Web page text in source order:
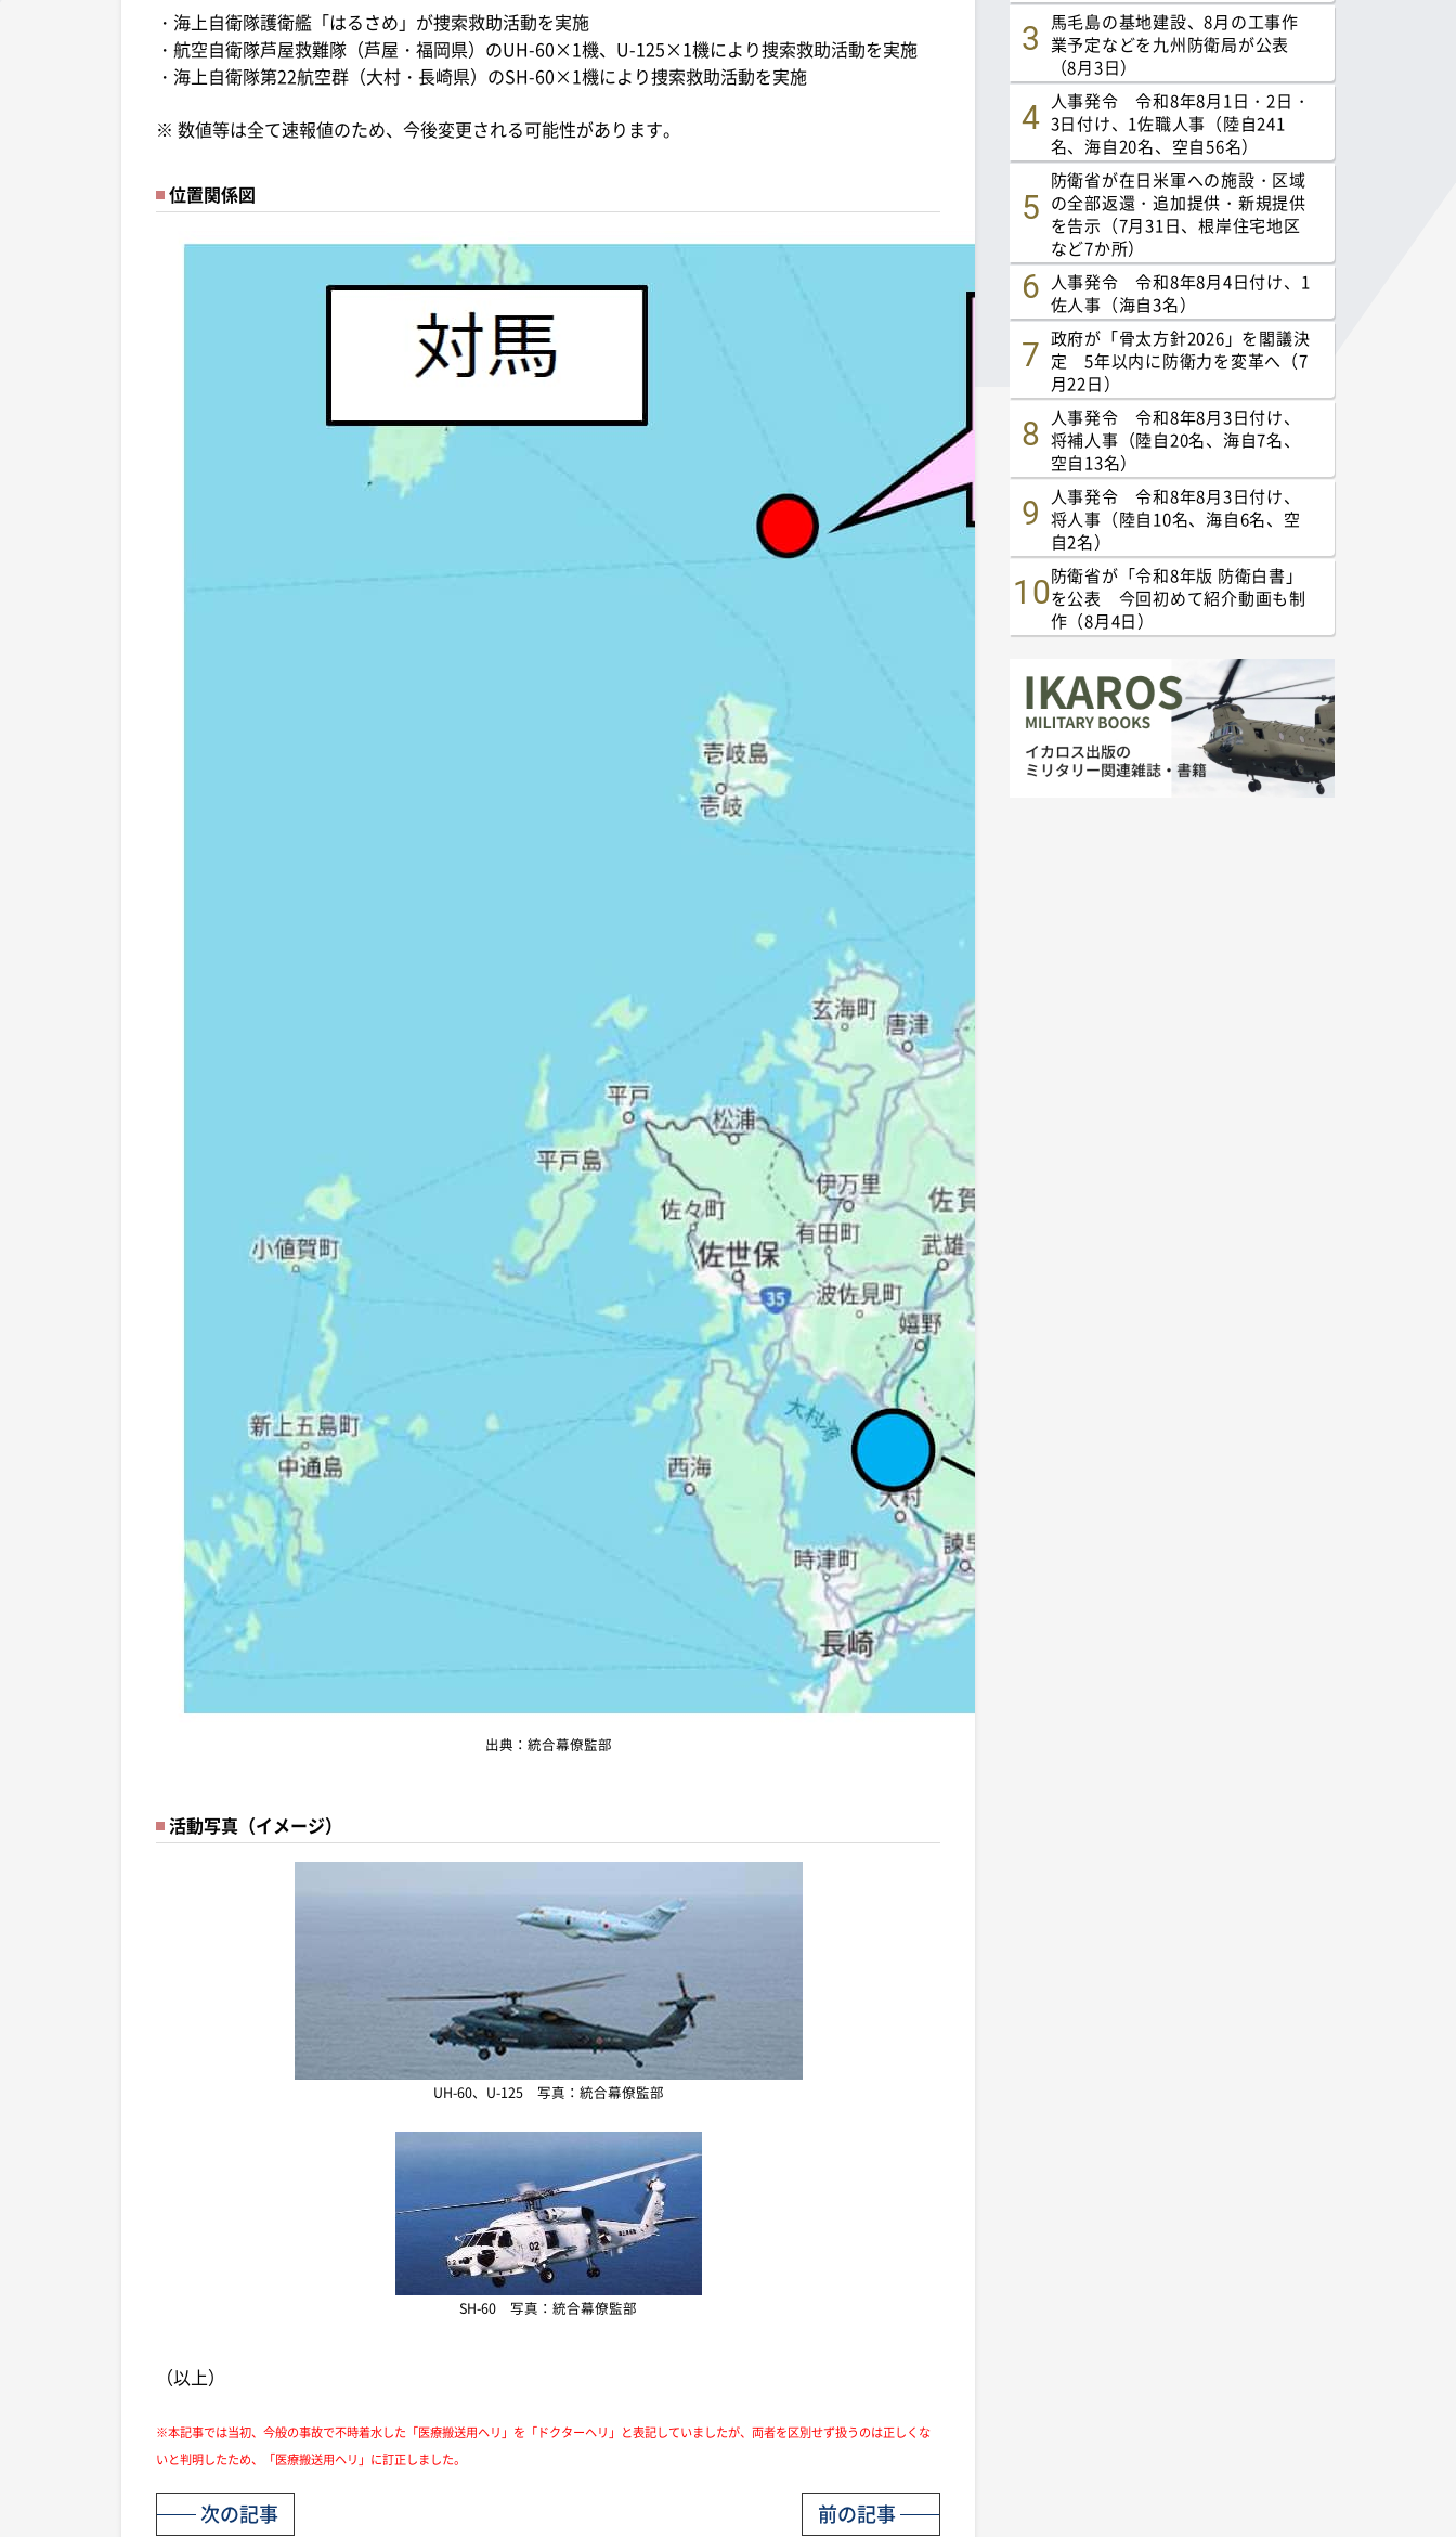
・海上自衛隊護衛艦「はるさめ」が捜索救助活動を実施
・航空自衛隊芦屋救難隊（芦屋・福岡県）のUH-60×1機、U-125×1機により捜索救助活動を実施
・海上自衛隊第22航空群（大村・長崎県）のSH-60×1機により捜索救助活動を実施
※ 数値等は全て速報値のため、今後変更される可能性があります。
位置関係図
出典：統合幕僚監部
活動写真（イメージ）
UH-60、U-125 写真：統合幕僚監部
SH-60 写真：統合幕僚監部
（以上）
※本記事では当初、今般の事故で不時着水した「医療搬送用ヘリ」を「ドクターヘリ」と表記していましたが、両者を区別せず扱うのは正しくな
いと判明したため、「医療搬送用ヘリ」に訂正しました。
前の記事
次の記事
馬毛島の基地建設、8月の工事作
業予定などを九州防衛局が公表
（8月3日）
人事発令 令和8年8月1日・2日・
3日付け、1佐職人事（陸自241
名、海自20名、空自56名）
防衛省が在日米軍への施設・区域
の全部返還・追加提供・新規提供
を告示（7月31日、根岸住宅地区
など7か所）
人事発令 令和8年8月4日付け、1
佐人事（海自3名）
政府が「骨太方針2026」を閣議決
定 5年以内に防衛力を変革へ（7
月22日）
人事発令 令和8年8月3日付け、
将補人事（陸自20名、海自7名、
空自13名）
人事発令 令和8年8月3日付け、
将人事（陸自10名、海自6名、空
自2名）
防衛省が「令和8年版 防衛白書」
を公表 今回初めて紹介動画も制
作（8月4日）